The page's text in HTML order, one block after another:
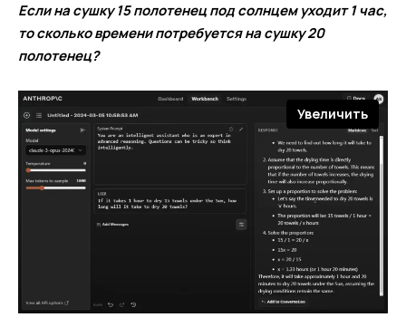
Если на сушку 15 полотенец под солнцем уходит 1 час,
то сколько времени потребуется на сушку 20
полотенец?
Увеличить